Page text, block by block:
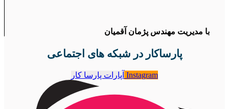
با مدیریت مهندس پژمان آقمیان
پارساکار در شبکه های اجتماعی
Instagram آپارات پارسا کار